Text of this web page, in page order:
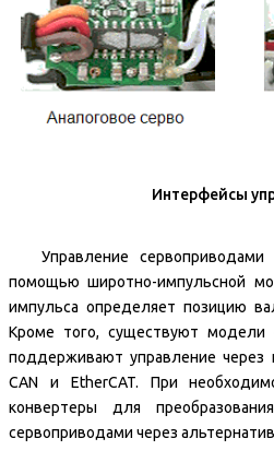
Интерфейсы
Управление сервоприводами
помощью широтно-импульсной
импульса определяет позицию
Кроме того, существуют модели
поддерживают управление через
CAN и EtherCAT. При
конвертеры для
сервоприводами через